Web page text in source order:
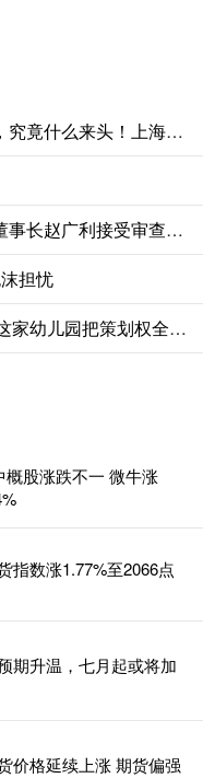
天成创亿 蜘蛛侠夫妇二刷的麻酱面，究竟什么来头！上海这家老字号，最近生意火爆！
财牛股配 中国五矿中国三冶集团原董事长赵广利接受审查调查
担忧
赢在策略 六一怎么“玩”足5天？深圳这家幼儿园把策划权全交给孩子
股涨跌不一 微牛涨
指数涨1.77%至2066点
期升温，七月起或将加
价格延续上涨 期货偏强